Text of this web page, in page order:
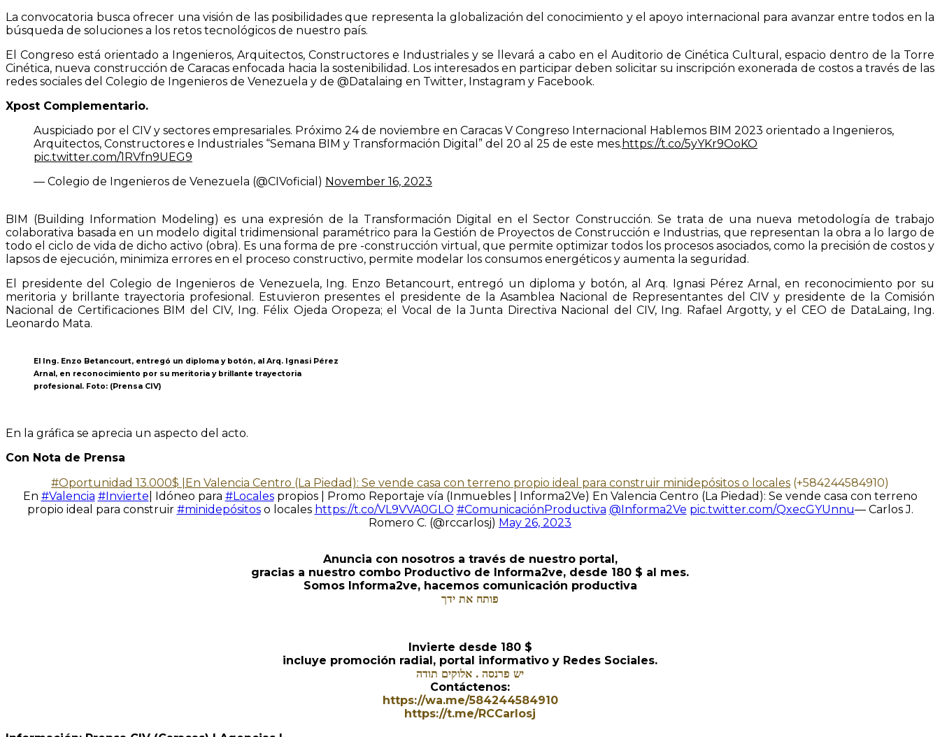
La convocatoria busca ofrecer una visión de las posibilidades que representa la globalización del conocimiento y el apoyo internacional para avanzar entre todos en la
búsqueda de soluciones a los retos tecnológicos de nuestro país.
El Congreso está orientado a Ingenieros, Arquitectos, Constructores e Industriales y se llevará a cabo en el Auditorio de Cinética Cultural, espacio dentro de la Torre
Cinética, nueva construcción de Caracas enfocada hacia la sostenibilidad. Los interesados en participar deben solicitar su inscripción exonerada de costos a través de las
redes sociales del Colegio de Ingenieros de Venezuela y de @Datalaing en Twitter, Instagram y Facebook.
Xpost Complementario.
Auspiciado por el CIV y sectores empresariales. Próximo 24 de noviembre en Caracas V Congreso Internacional Hablemos BIM 2023 orientado a Ingenieros,
Arquitectos, Constructores e Industriales “Semana BIM y Transformación Digital” del 20 al 25 de este mes. https://t.co/5yYKr9OoKO
pic.twitter.com/1RVfn9UEG9
— Colegio de Ingenieros de Venezuela (@CIVoficial) November 16, 2023
BIM (Building Information Modeling) es una expresión de la Transformación Digital en el Sector Construcción. Se trata de una nueva metodología de trabajo
colaborativa basada en un modelo digital tridimensional paramétrico para la Gestión de Proyectos de Construcción e Industrias, que representan la obra a lo largo de
todo el ciclo de vida de dicho activo (obra). Es una forma de pre -construcción virtual, que permite optimizar todos los procesos asociados, como la precisión de costos y
lapsos de ejecución, minimiza errores en el proceso constructivo, permite modelar los consumos energéticos y aumenta la seguridad.
El presidente del Colegio de Ingenieros de Venezuela, Ing. Enzo Betancourt, entregó un diploma y botón, al Arq. Ignasi Pérez Arnal, en reconocimiento por su
meritoria y brillante trayectoria profesional. Estuvieron presentes el presidente de la Asamblea Nacional de Representantes del CIV y presidente de la Comisión
Nacional de Certificaciones BIM del CIV, Ing. Félix Ojeda Oropeza; el Vocal de la Junta Directiva Nacional del CIV, Ing. Rafael Argotty, y el CEO de DataLaing, Ing.
Leonardo Mata.
El Ing. Enzo Betancourt, entregó un diploma y botón, al Arq. Ignasi Pérez
Arnal, en reconocimiento por su meritoria y brillante trayectoria
profesional. Foto: (Prensa CIV)
En la gráfica se aprecia un aspecto del acto.
Con Nota de Prensa
#Oportunidad 13.000$ |En Valencia Centro (La Piedad): Se vende casa con terreno propio ideal para construir minidepósitos o locales (+584244584910)
En #Valencia #Invierte | Idóneo para #Localespropios | Promo Reportaje vía (Inmuebles | Informa2Ve) En Valencia Centro (La Piedad): Se vende casa con terreno
propio ideal para construir #minidepósitoso locales https://t.co/VL9VVA0GLO #ComunicaciónProductiva @Informa2Ve pic.twitter.com/QxecGYUnnu— Carlos J.
Romero C. (@rccarlosj) May 26, 2023
Anuncia con nosotros a través de nuestro portal,
gracias a nuestro combo Productivo de Informa2ve, desde 180 $ al mes.
Somos Informa2ve, hacemos comunicación productiva
פותח את ידך
Invierte desde 180 $
incluye promoción radial, portal informativo y Redes Sociales.
יש פרנסה . אלוקים תודה
Contáctenos:
https://wa.me/584244584910
https://t.me/RCCarlosj